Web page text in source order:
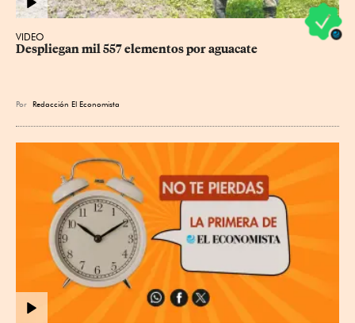
VIDEO
Despliegan mil 557 elementos por aguacate
Por Redacción El Economista